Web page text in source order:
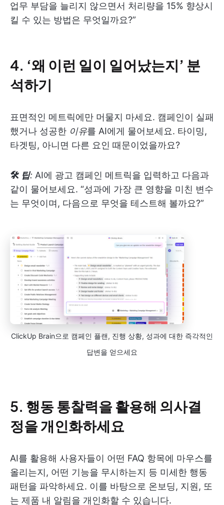
업무 부담을 늘리지 않으면서 처리량을 15% 향상시
킬 수 있는 방법은 무엇일까요?”
4. ‘왜 이런 일이 일어났는지’ 분
석하기
표면적인 메트릭에만 머물지 마세요. 캠페인이 실패
했거나 성공한 이유를 AI에게 물어보세요. 타이밍,
타겟팅, 아니면 다른 요인 때문이었을까요?
🛠 팁: AI에 광고 캠페인 메트릭을 입력하고 다음과
같이 물어보세요. “성과에 가장 큰 영향을 미친 변수
는 무엇이며, 다음으로 무엇을 테스트해 볼까요?”
ClickUp Brain으로 캠페인 플랜, 진행 상황, 성과에 대한 즉각적인
답변을 얻으세요
5. 행동 통찰력을 활용해 의사결
정을 개인화하세요
AI를 활용해 사용자들이 어떤 FAQ 항목에 마우스를
올리는지, 어떤 기능을 무시하는지 등 미세한 행동
패턴을 파악하세요. 이를 바탕으로 온보딩, 지원, 또
는 제품 내 알림을 개인화할 수 있습니다.